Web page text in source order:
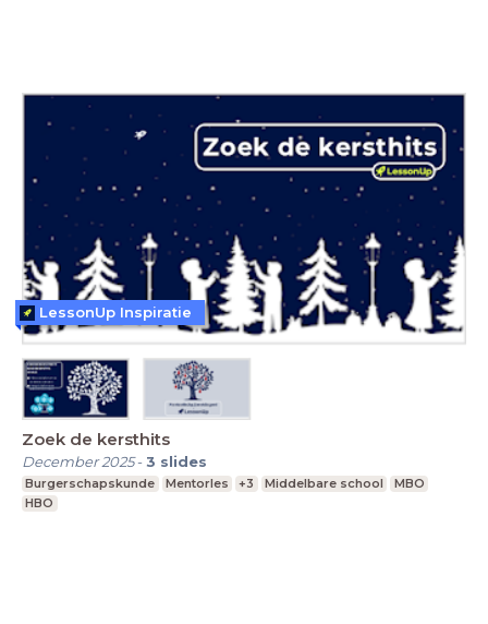
Zoek de kersthits
December 2025-3 slides
Burgerschapskunde Mentorles +3 Middelbare school
MBO
HBO
LessonUp Inspiratie